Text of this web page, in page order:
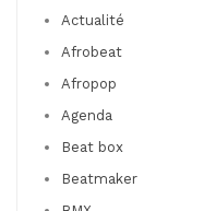
Actualité
Afrobeat
Afropop
Agenda
Beat box
Beatmaker